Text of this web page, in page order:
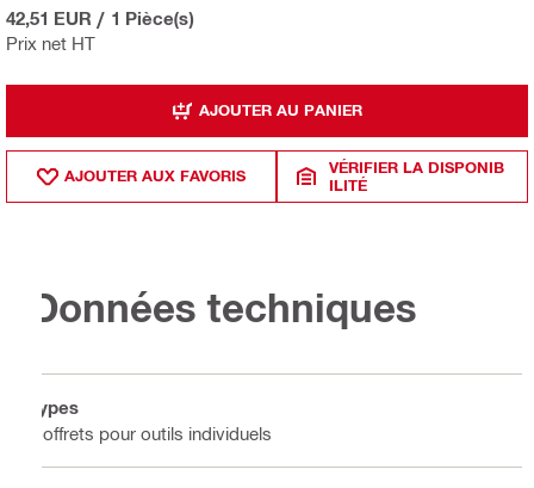
Prix net HT
42,51 EUR / 1 Pièce(s)
AJOUTER AU PANIER
AJOUTER AUX FAVORIS
VÉRIFIER LA DISPONIB
ILITÉ
Données techniques
Types
Coffrets pour outils individuels